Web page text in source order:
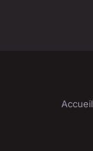
Accueil